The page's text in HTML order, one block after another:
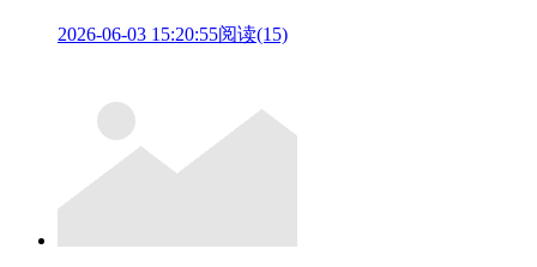
2026-06-03 15:20:55阅读(15)